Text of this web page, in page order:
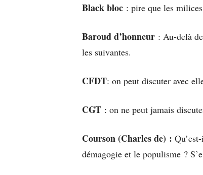
Black bloc : pire que les
Baroud d’honneur : Au-delà
les suivantes.
CFDT: on peut discuter avec
CGT : on ne peut jamais
Courson (Charles de) :
démagogie et le populisme ?